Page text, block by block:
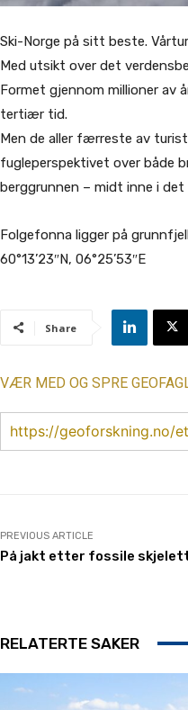
Ski-Norge på sitt beste.
Med utsikt over det
Formet gjennom millioner av
tertiær tid.
Men de aller færreste av
fugleperspektivet over både
berggrunnen – midt inne i
Folgefonna ligger på
60°13’23″N, 06°25’53″E
Share
VÆR MED OG SPRE
https://geoforskning.no/
PREVIOUS ARTICLE
På jakt etter fossile
RELATERTE SAKER